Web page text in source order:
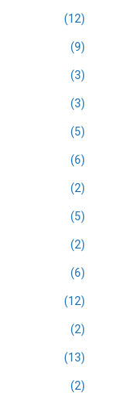
(12)
(9)
(3)
(3)
(5)
(6)
(2)
(5)
(2)
(6)
(12)
(2)
(13)
(2)